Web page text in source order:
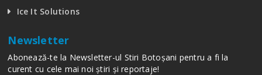
Ice It Solutions
Newsletter
Abonează-te la Newsletter-ul Stiri Botoșani pentru a fi la
curent cu cele mai noi știri și reportaje!